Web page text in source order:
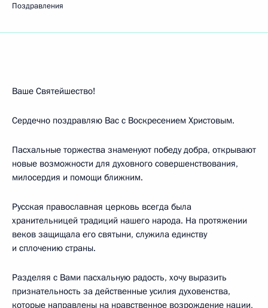
Поздравления
Ваше Святейшество!
Сердечно поздравляю Вас с Воскресением Христовым.
Пасхальные торжества знаменуют победу добра, открывают
новые возможности для духовного совершенствования,
милосердия и помощи ближним.
Русская православная церковь всегда была
хранительницей традиций нашего народа. На протяжении
веков защищала его святыни, служила единству
и сплочению страны.
Разделяя с Вами пасхальную радость, хочу выразить
признательность за действенные усилия духовенства,
которые направлены на нравственное возрождение нации,